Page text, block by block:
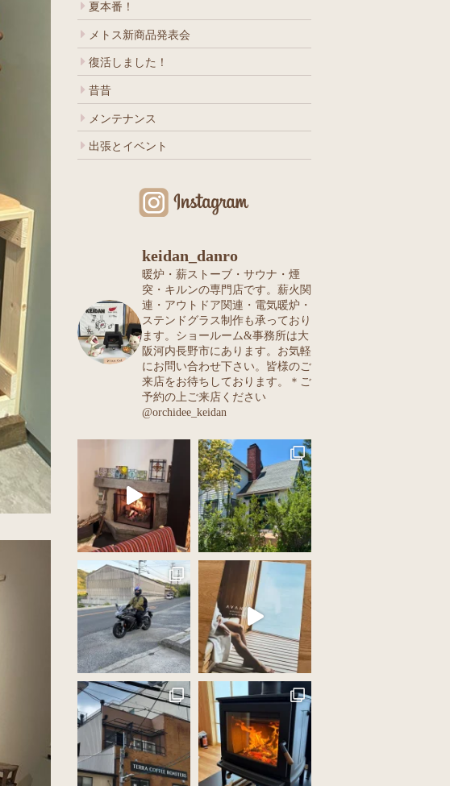
夏本番！
メトス新商品発表会
復活しました！
昔昔
メンテナンス
出張とイベント
keidan_danro
暖炉・薪ストーブ・サウナ・煙
突・キルンの専門店です。薪火関
連・アウトドア関連・電気暖炉・
ステンドグラス制作も承っており
ます。ショールーム&事務所は大
阪河内長野市にあります。お気軽
にお問い合わせ下さい。皆様のご
来店をお待ちしております。＊ご
予約の上ご来店ください
@orchidee_keidan